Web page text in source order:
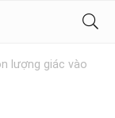
lượng giác vào